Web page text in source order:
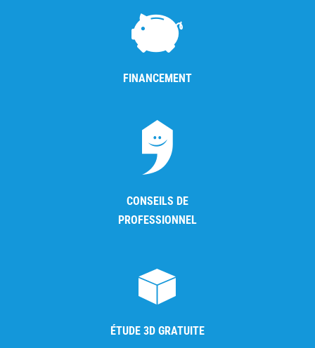
FINANCEMENT
CONSEILS DE
PROFESSIONNEL
ÉTUDE 3D GRATUITE